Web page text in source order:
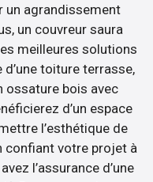
un agrandissement
un couvreur saura
meilleures solutions
d’une toiture terrasse,
ossature bois avec
d’un espace
l’esthétique de
confiant votre projet à
l’assurance d’une